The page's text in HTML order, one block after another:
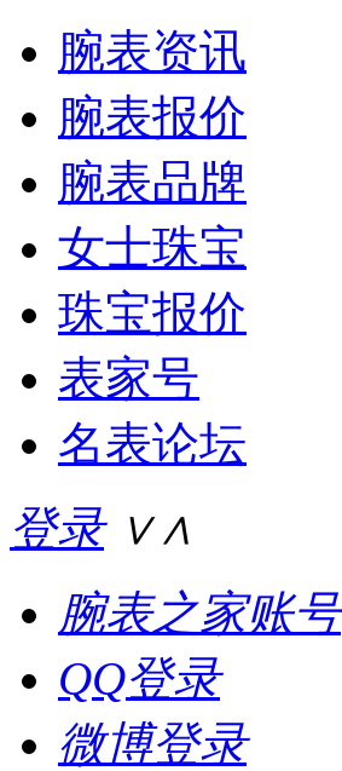
腕表资讯
腕表报价
腕表品牌
女士珠宝
珠宝报价
表家号
名表论坛
登录 ∨∧
腕表之家账号
QQ登录
微博登录